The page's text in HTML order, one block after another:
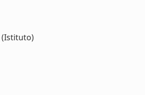
(Istituto)